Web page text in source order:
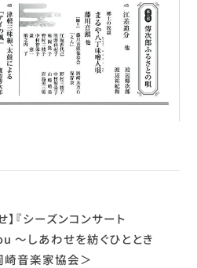
『シーズンコンサート
しあわせを紡ぐひととき
崎音楽家協会＞